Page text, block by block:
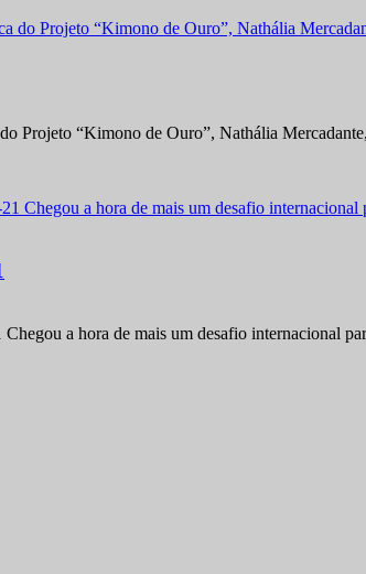
Projeto “Kimono de Ouro”, Nathália
a hora de mais um desafio internacional